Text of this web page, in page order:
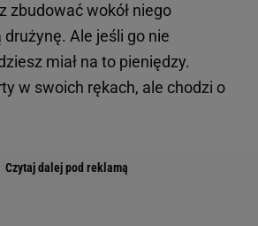
zbudować wokół niego
Ale jeśli go nie
miał na to pieniędzy.
w swoich rękach, ale chodzi o